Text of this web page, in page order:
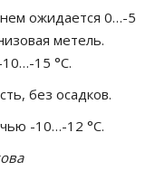
ожидается 0…-5
метель.
15 °C.
без осадков.
-10…-12 °C.